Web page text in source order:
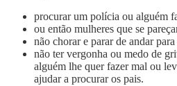
procurar um polícia ou alguém
ou então mulheres que se
não chorar e parar de andar
não ter vergonha ou medo de
alguém lhe quer fazer mal ou
ajudar a procurar os pais.